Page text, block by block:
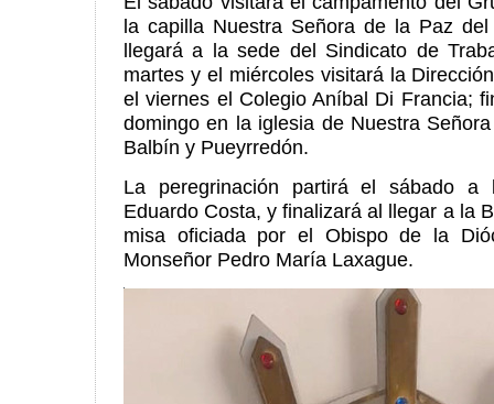
la capilla Nuestra Señora de la Paz
llegará a la sede del Sindicato de
martes y el miércoles visitará la
el viernes el Colegio Aníbal Di Francia;
domingo en la iglesia de Nuestra
Balbín y Pueyrredón.
La peregrinación partirá el sábado
Eduardo Costa, y finalizará al llegar a la
misa oficiada por el Obispo de la
Monseñor Pedro María Laxague.